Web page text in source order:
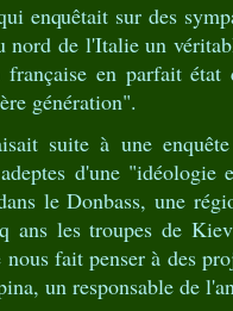
enquêtait sur des
nord de l'Italie un
française en parfait
génération".
suite à une
d'une
le Donbass, une
ans les troupes de
nous fait penser à des
un responsable de